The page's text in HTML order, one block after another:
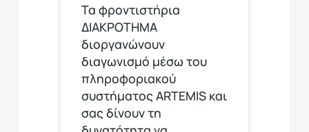
Τα φροντιστήρια
ΔΙΑΚΡΟΤΗΜΑ
διοργανώνουν
διαγωνισμό μέσω του
πληροφοριακού
συστήματος ARTEMIS και
σας δίνουν τη